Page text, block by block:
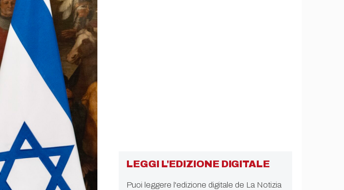
LEGGI L'EDIZIONE DIGITALE
Puoi leggere l'edizione digitale de La Notizia